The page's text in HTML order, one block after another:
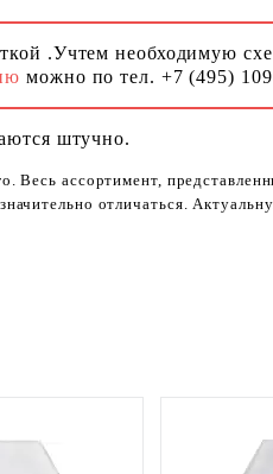
.Учтем необходимую
можно по тел. +7 (495)
штучно.
Весь ассортимент,
отличаться.